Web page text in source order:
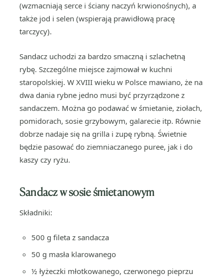
(wzmacniają serce i ściany naczyń krwionośnych), a
także jod i selen (wspierają prawidłową pracę
tarczycy).
Sandacz uchodzi za bardzo smaczną i szlachetną
rybę. Szczególne miejsce zajmował w kuchni
staropolskiej. W XVIII wieku w Polsce mawiano, że na
dwa dania rybne jedno musi być przyrządzone z
sandaczem. Można go podawać w śmietanie, ziołach,
pomidorach, sosie grzybowym, galarecie itp. Równie
dobrze nadaje się na grilla i zupę rybną. Świetnie
będzie pasować do ziemniaczanego puree, jak i do
kaszy czy ryżu.
Sandacz w sosie śmietanowym
Składniki:
500 g fileta z sandacza
50 g masła klarowanego
½ łyżeczki młotkowanego, czerwonego pieprzu